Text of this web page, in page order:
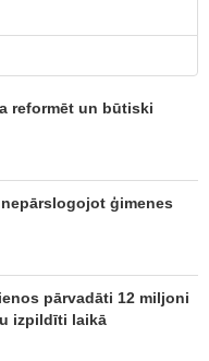
reformēt un būtiski
ģimenes
pārvadāti 12 miljoni
izpildīti laikā